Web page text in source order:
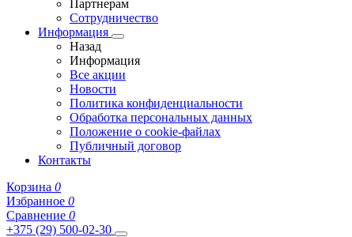
Партнерам
Сотрудничество
Информация
Назад
Информация
Все акции
Новости
Политика конфиденциальности
Обработка персональных данных
Положение о cookie-файлах
Публичный договор
Контакты
Корзина 0
Избранное 0
Сравнение 0
+375 (29) 500-02-30